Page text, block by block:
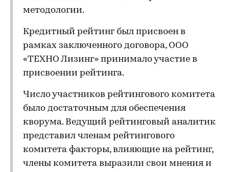
методологии.
Кредитный рейтинг был присвоен в
рамках заключенного договора, ООО
«ТЕХНО Лизинг» принимало участие в
присвоении рейтинга.
Число участников рейтингового комитета
было достаточным для обеспечения
кворума. Ведущий рейтинговый аналитик
представил членам рейтингового
комитета факторы, влияющие на рейтинг,
члены комитета выразили свои мнения и